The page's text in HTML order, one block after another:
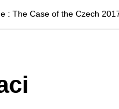
: The Case of the Czech